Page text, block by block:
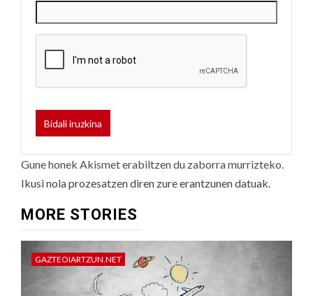
Gune honek Akismet erabiltzen du zaborra murrizteko.
Ikusi nola prozesatzen diren zure erantzunen datuak.
MORE STORIES
GAZTEOIARTZUN.NET